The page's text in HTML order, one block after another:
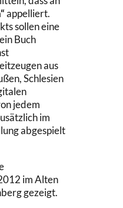
appelliert.
sollen eine
Buch
aus
Schlesien
jedem
im
abgespielt
im Alten
gezeigt.